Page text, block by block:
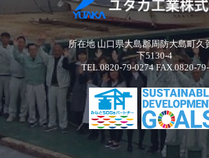
所在地 山口県大島郡周防大島町久
下5130-4
TEL.0820-79-0274 FAX.0820-